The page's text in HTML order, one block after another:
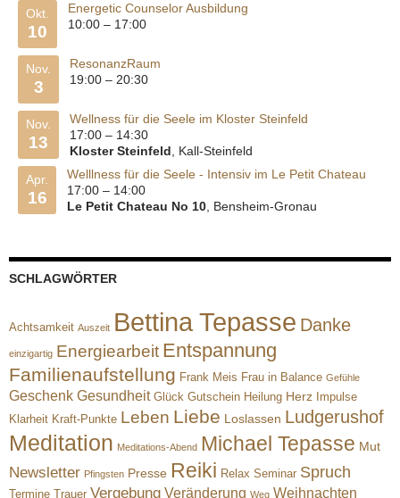
Okt.
10
Energetic Counselor Ausbildung
10:00 – 17:00
Nov.
3
ResonanzRaum
19:00 – 20:30
Nov.
13
Wellness für die Seele im Kloster Steinfeld
17:00 – 14:30
Kloster Steinfeld , Kall-Steinfeld
Apr.
16
Welllness für die Seele - Intensiv im Le Petit Chateau
17:00 – 14:00
Le Petit Chateau No 10 , Bensheim-Gronau
SCHLAGWÖRTER
Achtsamkeit Auszeit Bettina Tepasse Danke
einzigartig Energiearbeit Entspannung
Familienaufstellung Frank Meis Frau in Balance Gefühle
Geschenk Gesundheit Glück Gutschein Heilung Herz Impulse
Klarheit Kraft-Punkte Leben Liebe Loslassen Ludgerushof
Meditation Meditations-Abend Michael Tepasse Mut
Newsletter Pfingsten Presse Reiki Relax Seminar Spruch
Termine Trauer Vergebung Veränderung Weg Weihnachten